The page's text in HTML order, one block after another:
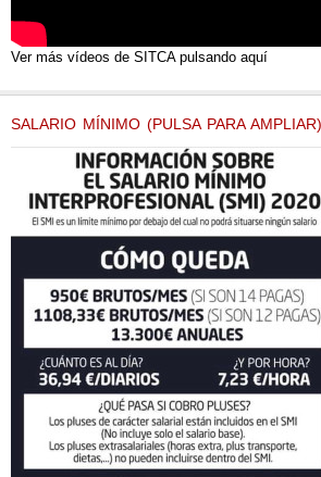
Ver más vídeos de SITCA pulsando aquí
SALARIO MÍNIMO (PULSA PARA AMPLIAR)